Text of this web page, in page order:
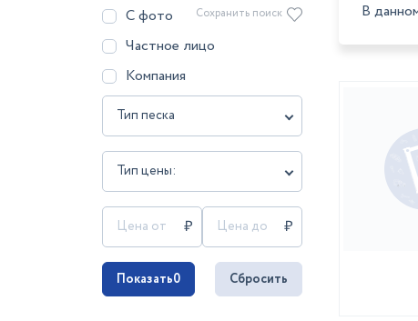
С фото
Частное лицо
Компания
Тип песка
Тип цены:
Сохранить поиск
Показать0 Сбросить
В